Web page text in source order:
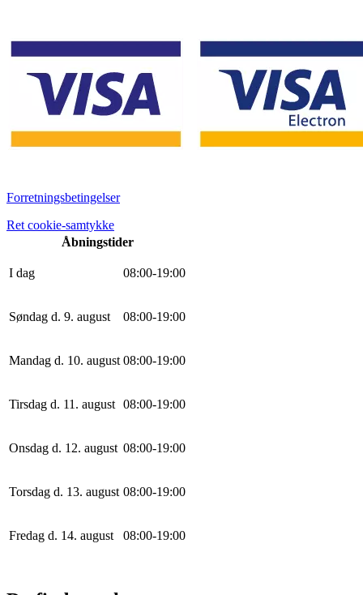
Forretningsbetingelser
Ret cookie-samtykke
Åbningstider
I dag 08:00-19:00
Søndag d. 9. august 08:00-19:00
Mandag d. 10. august 08:00-19:00
Tirsdag d. 11. august 08:00-19:00
Onsdag d. 12. august 08:00-19:00
Torsdag d. 13. august 08:00-19:00
Fredag d. 14. august 08:00-19:00